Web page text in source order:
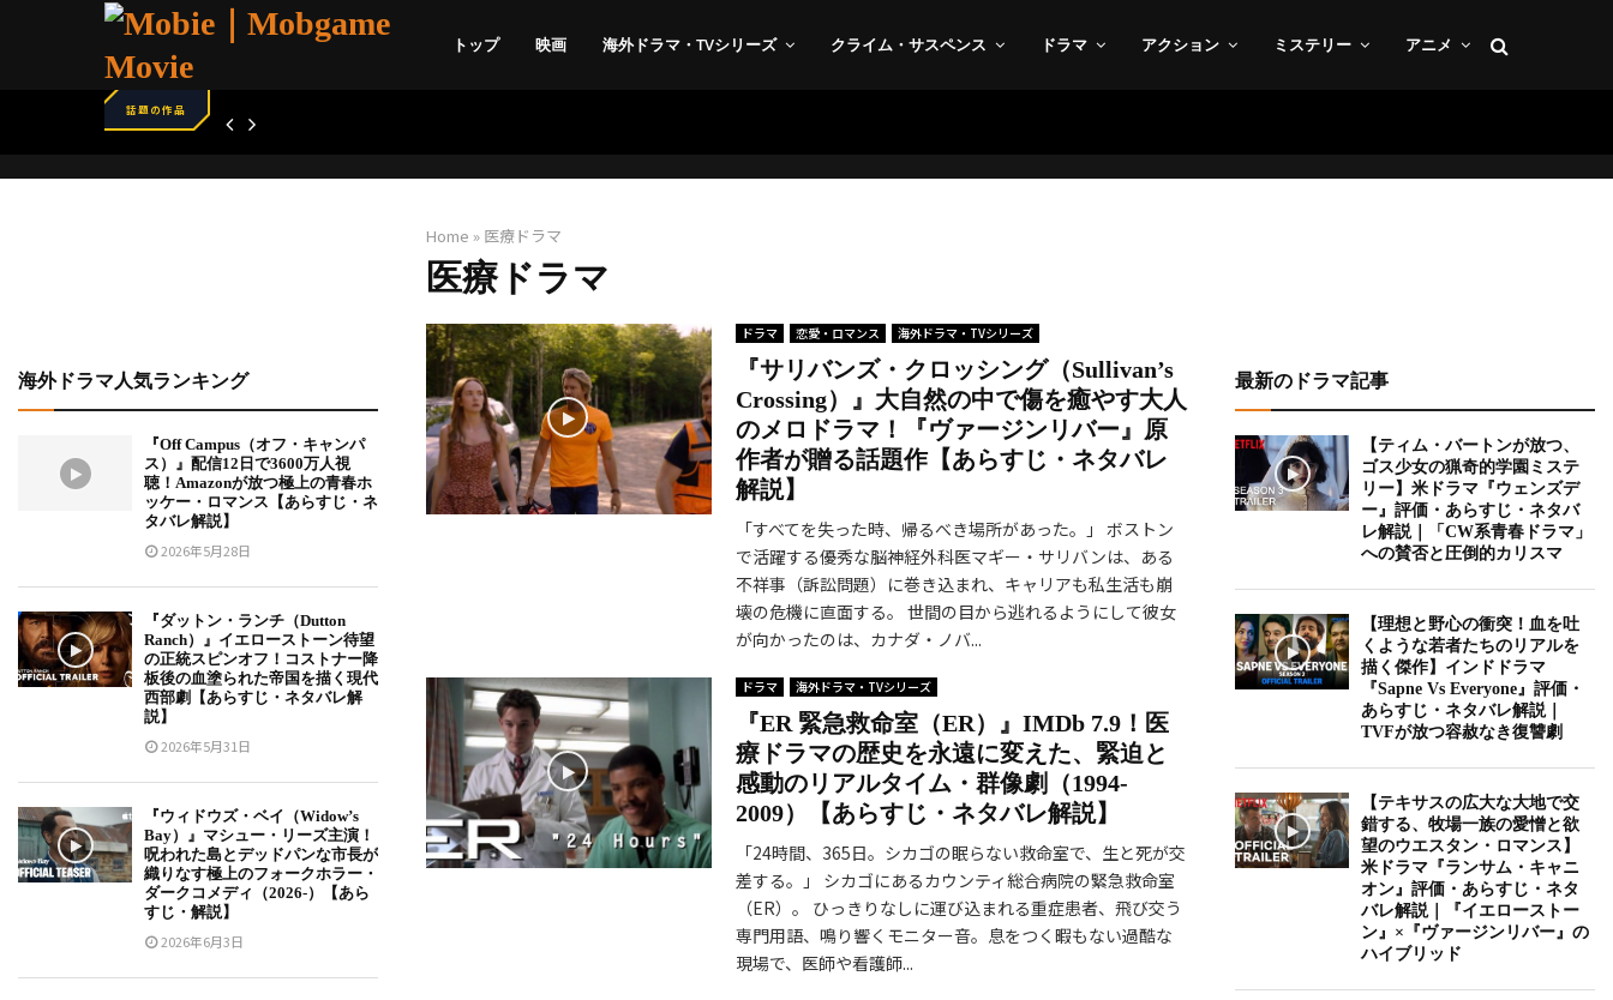
トップ 映画 海外ドラマ・TVシリーズ クライム・サスペンス ドラマ アクション ミステリー アニメ
話題の作品
Home » 医療ドラマ
医療ドラマ
ドラマ 恋愛・ロマンス 海外ドラマ・TVシリーズ
『サリバンズ・クロッシング（Sullivan’s
Crossing）』大自然の中で傷を癒やす大人
のメロドラマ！『ヴァージンリバー』原
作者が贈る話題作【あらすじ・ネタバレ
解説】
「すべてを失った時、帰るべき場所があった。」 ボストン
で活躍する優秀な脳神経外科医マギー・サリバンは、ある
不祥事（訴訟問題）に巻き込まれ、キャリアも私生活も崩
壊の危機に直面する。 世間の目から逃れるようにして彼女
が向かったのは、カナダ・ノバ...
ドラマ 海外ドラマ・TVシリーズ
『ER 緊急救命室（ER）』IMDb 7.9！医
療ドラマの歴史を永遠に変えた、緊迫と
感動のリアルタイム・群像劇（1994-
2009）【あらすじ・ネタバレ解説】
「24時間、365日。シカゴの眠らない救命室で、生と死が交
差する。」 シカゴにあるカウンティ総合病院の緊急救命室
（ER）。 ひっきりなしに運び込まれる重症患者、飛び交う
専門用語、鳴り響くモニター音。息をつく暇もない過酷な
現場で、医師や看護師...
海外ドラマ人気ランキング
『Off Campus（オフ・キャンパ
ス）』配信12日で3600万人視
聴！Amazonが放つ極上の青春ホ
ッケー・ロマンス【あらすじ・ネ
タバレ解説】
2026年5月28日
『ダットン・ランチ（Dutton
Ranch）』イエローストーン待望
の正統スピンオフ！コストナー降
板後の血塗られた帝国を描く現代
西部劇【あらすじ・ネタバレ解
説】
2026年5月31日
『ウィドウズ・ベイ（Widow’s
Bay）』マシュー・リーズ主演！
呪われた島とデッドパンな市長が
織りなす極上のフォークホラー・
ダークコメディ（2026-）【あら
すじ・解説】
2026年6月3日
最新のドラマ記事
【ティム・バートンが放つ、
ゴス少女の猟奇的学園ミステ
リー】米ドラマ『ウェンズデ
ー』評価・あらすじ・ネタバ
レ解説｜「CW系青春ドラマ」
への賛否と圧倒的カリスマ
【理想と野心の衝突！血を吐
くような若者たちのリアルを
描く傑作】インドドラマ
『Sapne Vs Everyone』評価・
あらすじ・ネタバレ解説｜
TVFが放つ容赦なき復讐劇
【テキサスの広大な大地で交
錯する、牧場一族の愛憎と欲
望のウエスタン・ロマンス】
米ドラマ『ランサム・キャニ
オン』評価・あらすじ・ネタ
バレ解説｜『イエローストー
ン』×『ヴァージンリバー』の
ハイブリッド